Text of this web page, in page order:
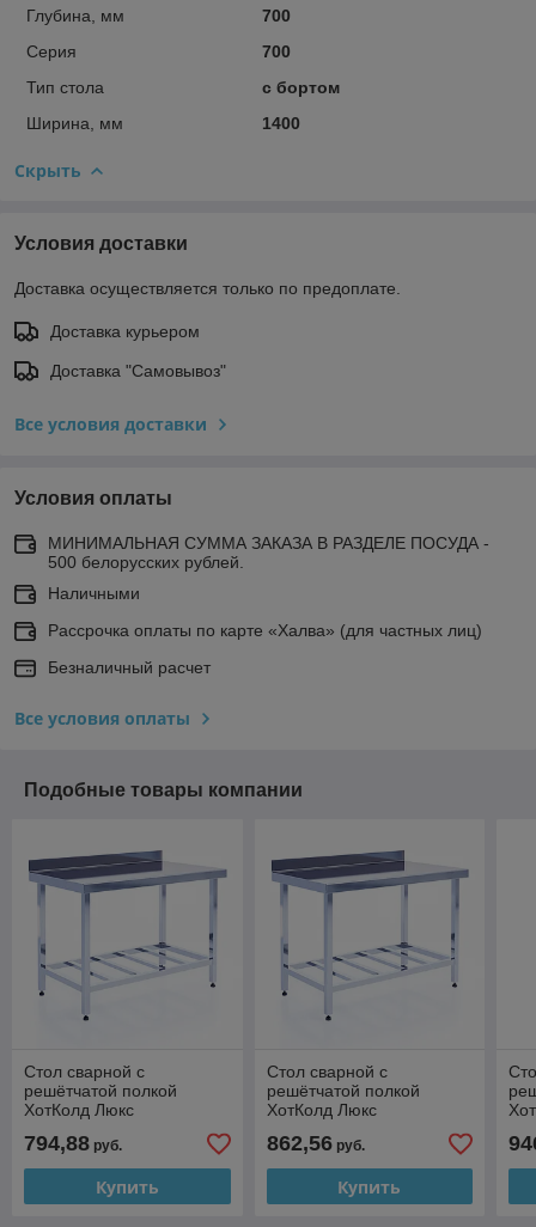
Глубина, мм
700
Серия
700
Тип стола
с бортом
Ширина, мм
1400
Скрыть
Условия доставки
Доставка осуществляется только по предоплате.
Доставка курьером
Доставка "Самовывоз"
Все условия доставки
Условия оплаты
МИНИМАЛЬНАЯ СУММА ЗАКАЗА В РАЗДЕЛЕ ПОСУДА -
500 белорусских рублей.
Наличными
Рассрочка оплаты по карте «Халва» (для частных лиц)
Безналичный расчет
Все условия оплаты
Подобные товары компании
Стол сварной с
решётчатой полкой
ХотКолд Люкс
794,88 руб.
Купить
Стол сварной с
решётчатой полкой
ХотКолд Люкс
862,56руб.
Купить